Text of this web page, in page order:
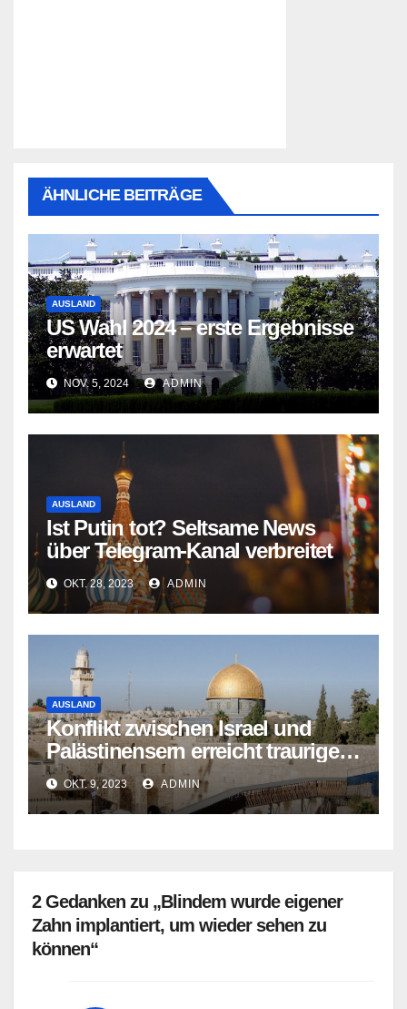
ÄHNLICHE BEITRÄGE
AUSLAND
US Wahl 2024 – erste Ergebnisse
erwartet
NOV. 5, 2024 ADMIN
AUSLAND
Ist Putin tot? Seltsame News
über Telegram-Kanal verbreitet
OKT. 28, 2023 ADMIN
AUSLAND
Konflikt zwischen Israel und
Palästinensern erreicht traurigen
Höhepunkt
OKT. 9, 2023 ADMIN
2 Gedanken zu „Blindem wurde eigener
Zahn implantiert, um wieder sehen zu
können“